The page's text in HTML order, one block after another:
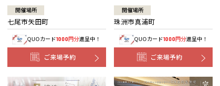
開催場所
七尾市矢田町
QUOカード1000円分進呈中！
ご来場予約
開催場所
珠洲市真浦町
QUOカード1000円分進呈中！
ご来場予約